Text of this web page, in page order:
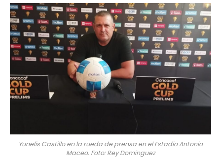
Yunelis Castillo en la rueda de prensa en el Estadio Antonio
Maceo. Foto: Rey Domínguez